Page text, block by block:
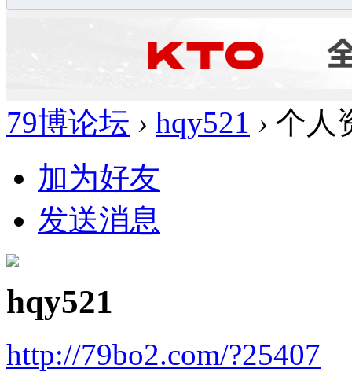
79博论坛 › hqy521 › 个人
加为好友
发送消息
hqy521
http://79bo2.com/?25407